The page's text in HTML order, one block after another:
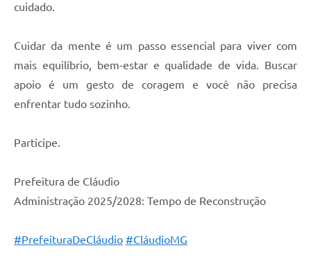
cuidado.
Cuidar da mente é um passo essencial para viver com
mais equilíbrio, bem-estar e qualidade de vida. Buscar
apoio é um gesto de coragem e você não precisa
enfrentar tudo sozinho.
Participe.
Prefeitura de Cláudio
Administração 2025/2028: Tempo de Reconstrução
#PrefeituraDeCláudio #CláudioMG